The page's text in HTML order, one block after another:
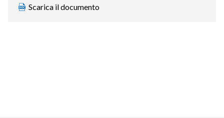
Scarica il documento